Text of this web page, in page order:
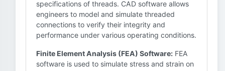
specifications of threads. CAD software allows
engineers to model and simulate threaded
connections to verify their integrity and
performance under various operating conditions.
Finite Element Analysis (FEA) Software: FEA
software is used to simulate stress and strain on